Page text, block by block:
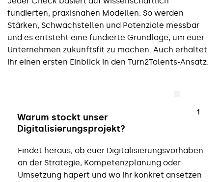
fundierten, praxisnahen Modellen. So werden
Stärken, Schwachstellen und Potenziale messbar
und es entsteht eine fundierte Grundlage, um euer
Unternehmen zukunftsfit zu machen. Auch erhaltet
ihr einen ersten Einblick in den Turn2Talents-Ansatz.
Warum stockt unser
Digitalisierungsprojekt?
Findet heraus, ob euer Digitalisierungsvorhaben
an der Strategie, Kompetenzplanung oder
Umsetzung hapert und wo ihr konkret ansetzen
1